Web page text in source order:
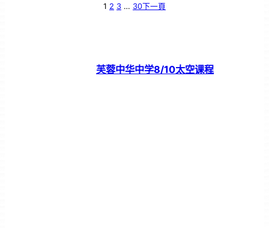
1 2 3 … 30下一頁
芙蓉中华中学8/10太空课程